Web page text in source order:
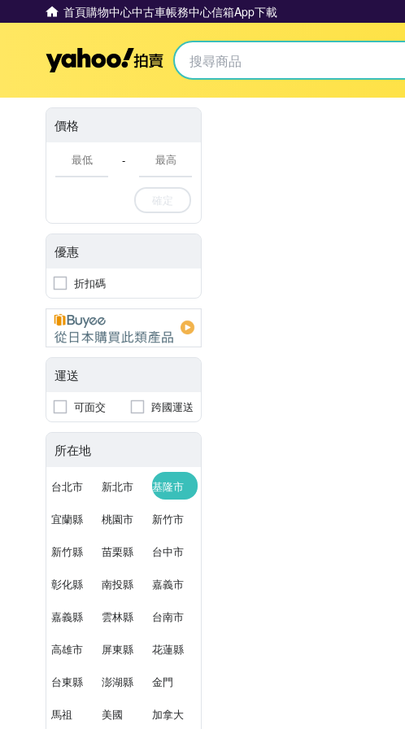
首頁購物中心中古車帳務中心信箱App下載
Yahoo拍賣
價格
-
確定
優惠
折扣碼
運送
可面交 跨國運送
所在地
台北市 新北市 基隆市
宜蘭縣 桃園市 新竹市
新竹縣 苗栗縣 台中市
彰化縣 南投縣 嘉義市
嘉義縣 雲林縣 台南市
高雄市 屏東縣 花蓮縣
台東縣 澎湖縣 金門
馬祖 美國 加拿大